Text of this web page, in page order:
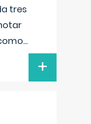
tres
...
+